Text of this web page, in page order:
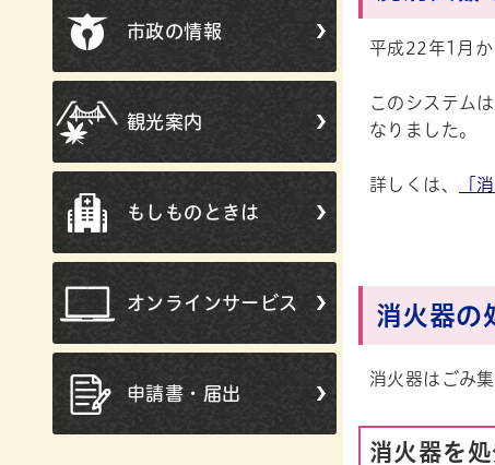
市政の情報
観光案内
もしものときは
オンラインサービス
申請書・届出
平成22年1月か
このシステム
なりました。
詳しくは、 「
消火器の
消火器はごみ
消火器を